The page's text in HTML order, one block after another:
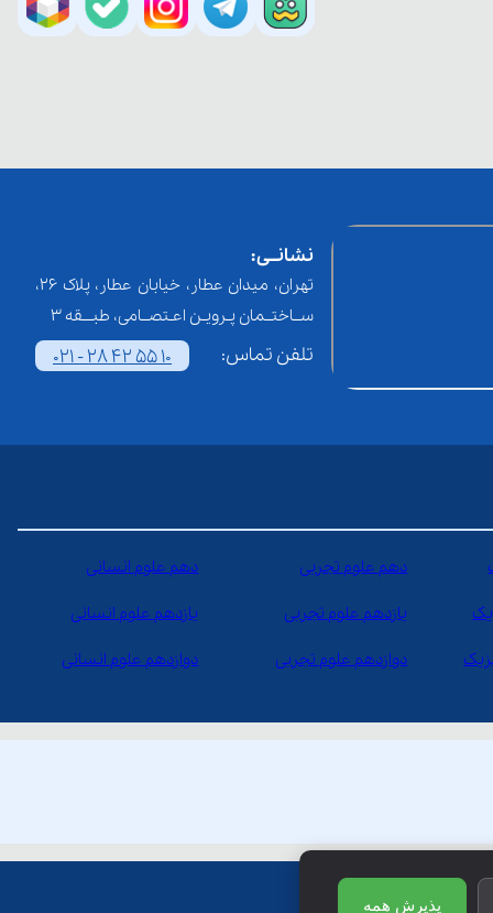
نشانــی:
تهران، میدان عطار، خیابان عطار، پلاک 26،
ســاختــمان پـرویـن اعـتصــامی، طبـــقه 3
تلفن تماس: 021 - 28 42 55 10
دهم علوم تجربی دهم علوم انسانی
یازدهم علوم تجربی یازدهم علوم انسانی
دوازدهم علوم تجربی دوازدهم علوم انسانی
پذیرش همه